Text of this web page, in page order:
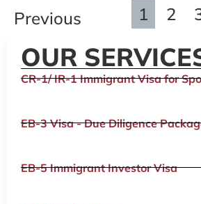
Previous 1 2
OUR
CR-1/ IR-1 Immigrant Visa for
EB-3 Visa - Due Diligence
EB-5 Immigrant Investor Visa